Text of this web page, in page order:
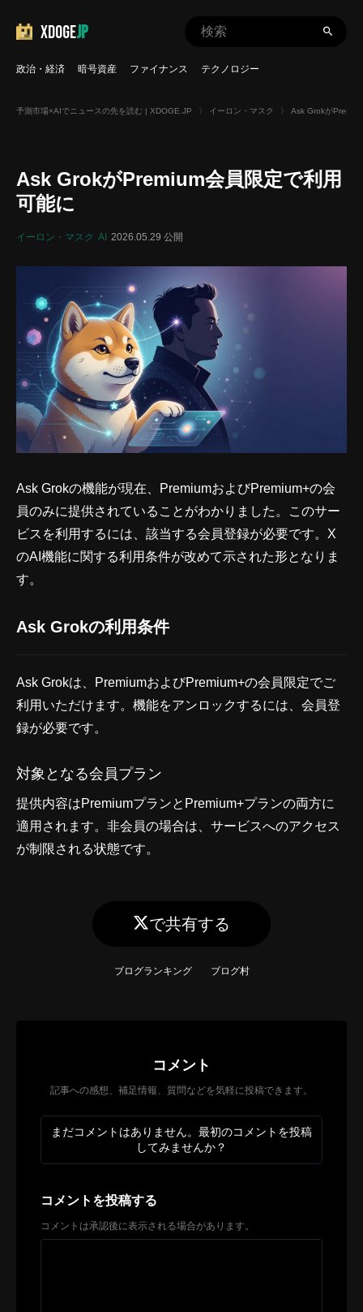
XDOGEJP
政治・経済 暗号資産 ファイナンス テクノロジー
予測市場×AIでニュースの先を読む | XDOGE.JP 〉 イーロン・マスク 〉 Ask Grokが
Ask GrokがPremium会員限定で利用
可能に
イーロン・マスク AI 2026.05.29 公開
Ask Grokの機能が現在、PremiumおよびPremium+の会
員のみに提供されていることがわかりました。このサー
ビスを利用するには、該当する会員登録が必要です。X
のAI機能に関する利用条件が改めて示された形となりま
す。
Ask Grokの利用条件
Ask Grokは、PremiumおよびPremium+の会員限定でご
利用いただけます。機能をアンロックするには、会員登
録が必要です。
対象となる会員プラン
提供内容はPremiumプランとPremium+プランの両方に
適用されます。非会員の場合は、サービスへのアクセス
が制限される状態です。
で共有する
ブログランキング ブログ村
コメント
記事への感想、補足情報、質問などを気軽に投稿できます。
まだコメントはありません。最初のコメントを投稿
してみませんか？
コメントを投稿する
コメントは承認後に表示される場合があります。